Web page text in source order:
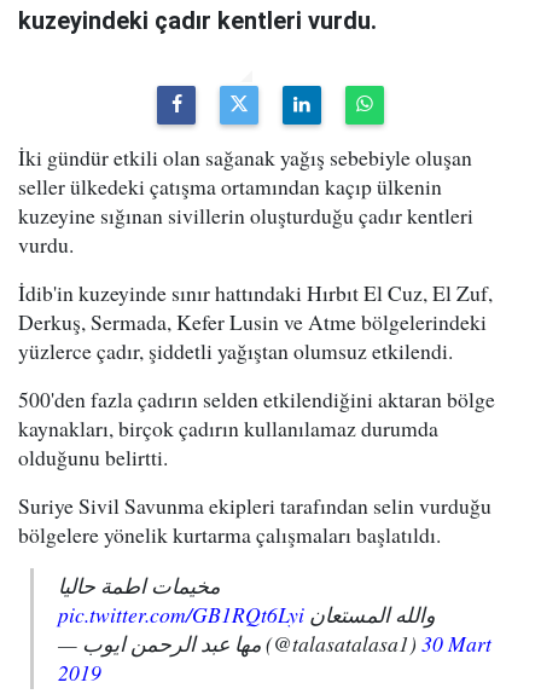
kuzeyindeki çadır kentleri vurdu.
İki gündür etkili olan sağanak yağış sebebiyle oluşan
seller ülkedeki çatışma ortamından kaçıp ülkenin
kuzeyine sığınan sivillerin oluşturduğu çadır kentleri
vurdu.
İdib'in kuzeyinde sınır hattındaki Hırbıt El Cuz, El Zuf,
Derkuş, Sermada, Kefer Lusin ve Atme bölgelerindeki
yüzlerce çadır, şiddetli yağıştan olumsuz etkilendi.
500'den fazla çadırın selden etkilendiğini aktaran bölge
kaynakları, birçok çadırın kullanılamaz durumda
olduğunu belirtti.
Suriye Sivil Savunma ekipleri tarafından selin vurduğu
bölgelere yönelik kurtarma çalışmaları başlatıldı.
مخيمات اطمة حاليا
والله المستعان pic.twitter.com/GB1RQt6Lyi
— مها عبد الرحمن ايوب (@talasatalasa1) 30 Mart
2019